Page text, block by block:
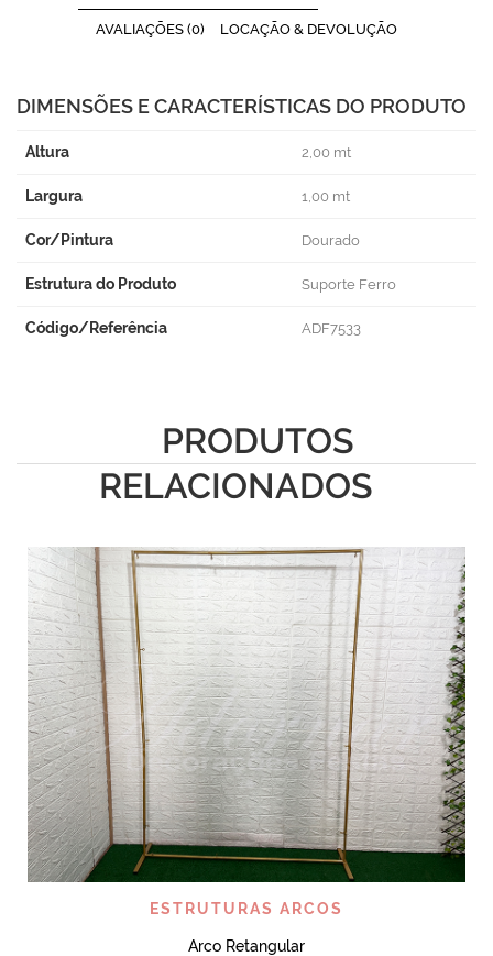
AVALIAÇÕES (0) LOCAÇÃO & DEVOLUÇÃO
DIMENSÕES E CARACTERÍSTICAS DO PRODUTO
Altura 2,00 mt
Largura 1,00 mt
Cor/Pintura Dourado
Estrutura do Produto Suporte Ferro
Código/Referência ADF7533
PRODUTOS
RELACIONADOS
ESTRUTURAS ARCOS
Arco Retangular